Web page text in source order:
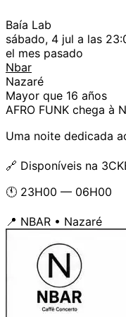
Baía Lab
sábado, 4 jul a las
el mes pasado
Nbar
Nazaré
Mayor que 16 años
AFRO FUNK chega à
Uma noite dedicada
🔗 Disponíveis na
🕚 23H00 — 06H00
📍 NBAR • Nazaré